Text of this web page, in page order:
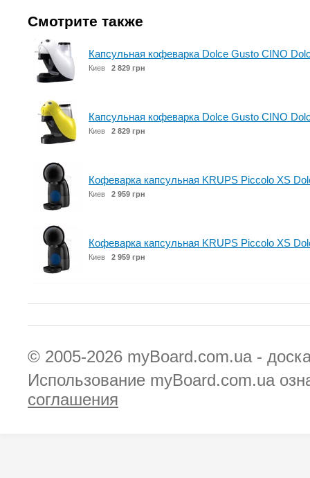
Смотрите также
Капсульная кофеварка Dolce Gusto CINO
Киев 2 829 грн
Капсульная кофеварка Dolce Gusto CINO
Киев 2 829 грн
Кофеварка капсульная KRUPS Piccolo XS
Киев 2 959 грн
Кофеварка капсульная KRUPS Piccolo XS
Киев 2 959 грн
© 2005-2026 myBoard.com.ua -
Использование myBoard.com.ua
соглашения